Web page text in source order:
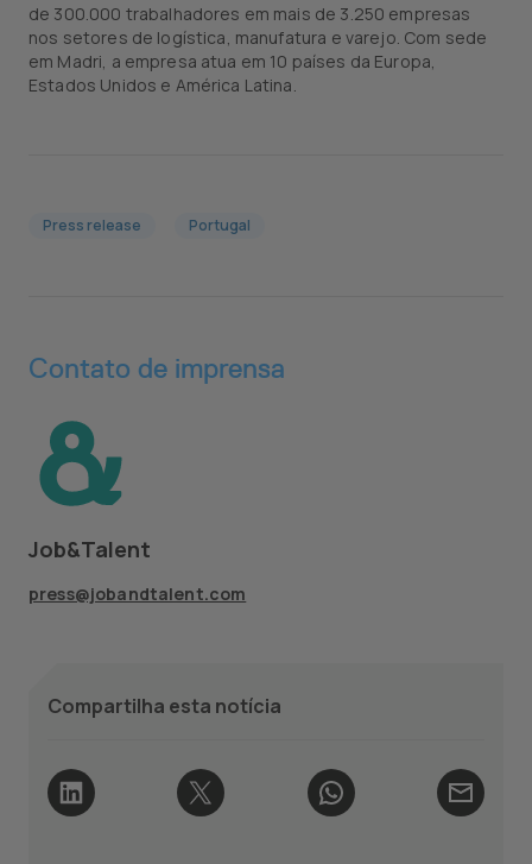
de 300.000 trabalhadores em mais de 3.250 empresas
nos setores de logística, manufatura e varejo. Com sede
em Madri, a empresa atua em 10 países da Europa,
Estados Unidos e América Latina.
Press release Portugal
Contato de imprensa
Job&Talent
press@jobandtalent.com
Compartilha esta notícia